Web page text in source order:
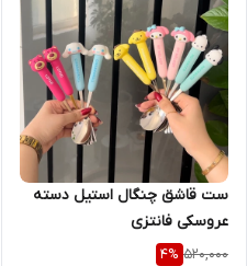
ست قاشق چنگال استیل دسته
عروسکی فانتزی
520,000
4%